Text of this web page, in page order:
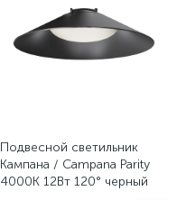
Подвесной светильник
Кампана / Campana Parity
4000K 12Вт 120° черный